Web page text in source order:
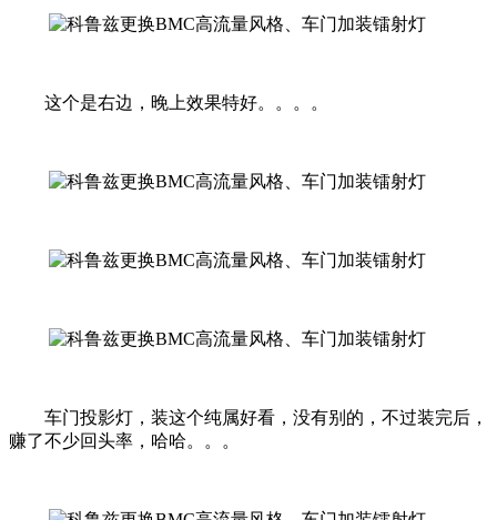
这个是右边，晚上效果特好。。。。
车门投影灯，装这个纯属好看，没有别的，不过装完后，
赚了不少回头率，哈哈。。。